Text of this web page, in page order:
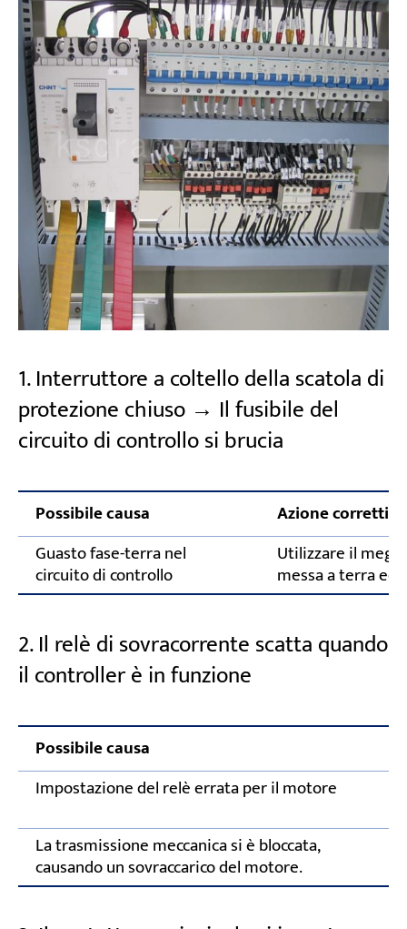
1. Interruttore a coltello della scatola di
protezione chiuso → Il fusibile del
circuito di controllo si brucia
Possibile causa
Azione correttiva
Guasto fase-terra nel
circuito di controllo
Utilizzare il
messa a terra ed
2. Il relè di sovracorrente scatta quando
il controller è in funzione
Possibile causa
Impostazione del relè errata per il motore
La trasmissione meccanica si è bloccata,
causando un sovraccarico del motore.